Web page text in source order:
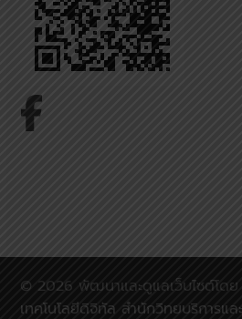
© 2026 พัฒนาและดูแลเว็บไซต์โดย
เทคโนโลยีดิจิทัล สำนักวิทยบริการแล